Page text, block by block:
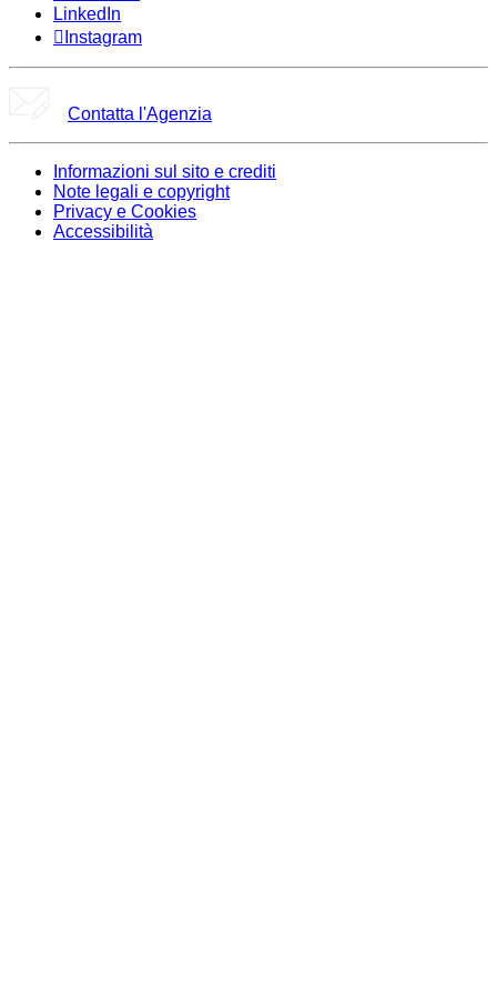
LinkedIn
Instagram
Contatta l'Agenzia
Informazioni sul sito e crediti
Note legali e copyright
Privacy e Cookies
Accessibilità